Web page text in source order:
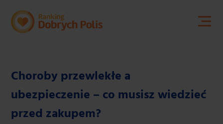
Kontakt
Choroby przewlekłe a
ubezpieczenie – co musisz wiedzieć
przed zakupem?